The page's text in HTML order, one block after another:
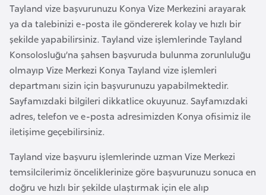
Tayland vize başvurunuzu Konya Vize Merkezini arayarak
ya da talebinizi e-posta ile göndererek kolay ve hızlı bir
şekilde yapabilirsiniz. Tayland vize işlemlerinde Tayland
Konsolosluğu’na şahsen başvuruda bulunma zorunluluğu
olmayıp Vize Merkezi Konya Tayland vize işlemleri
departmanı sizin için başvurunuzu yapabilmektedir.
Sayfamızdaki bilgileri dikkatlice okuyunuz. Sayfamızdaki
adres, telefon ve e-posta adresimizden Konya ofisimiz ile
iletişime geçebilirsiniz.
Tayland vize başvuru işlemlerinde uzman Vize Merkezi
temsilcilerimiz önceliklerinize göre başvurunuzu sonuca en
doğru ve hızlı bir şekilde ulaştırmak için ele alıp
a
d
e
ş
B
e
l
a
u
s